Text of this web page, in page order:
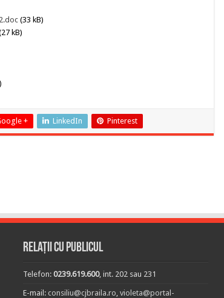
(33 kB)
kB)
+ LinkedIn Pinterest
Relații cu publicul
Telefon:0239.619.600, int. 202 sau 231
E-mail:consiliu@cjbraila.ro,violeta@portal-